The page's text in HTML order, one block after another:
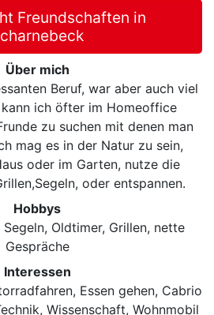
Freundschaften in
Über mich
Beruf, war aber auch viel
ich öfter im Homeoffice
zu suchen mit denen man
mag es in der Natur zu sein,
oder im Garten, nutze die
oder entspannen.
Hobbys
Oldtimer, Grillen, nette
Gespräche
Interessen
Essen gehen, Cabrio
Wissenschaft, Wohnmobil